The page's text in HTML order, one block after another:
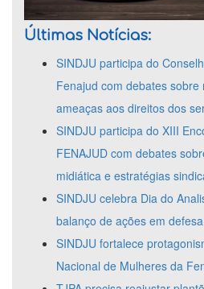
Últimas Notícias:
SINDJU participa do
Fenajud com debates
ameaças aos direitos dos
SINDJU participa do XIII
FENAJUD com debates
midiática e estratégias
SINDJU celebra Dia do
balanço de ações em
SINDJU fortalece
Nacional de Mulheres da